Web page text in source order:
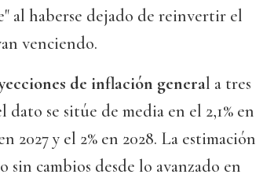
al haberse dejado de reinvertir el
venciendo.
de inflación general a tres
se sitúe de media en el 2,1% en
2027 y el 2% en 2028. La estimación
sin cambios desde lo avanzado en